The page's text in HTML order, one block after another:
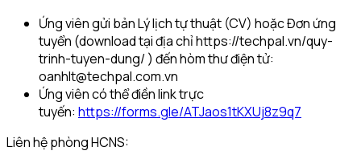
Ứng viên gửi bản Lý lịch tự thuật (CV) hoặc Đơn ứng
tuyển (download tại địa chỉ https://techpal.vn/quy-
trinh-tuyen-dung/ ) đến hòm thư điện tử:
oanhlt@techpal.com.vn
Ứng viên có thể điền link trực
tuyến: https://forms.gle/ATJaos1tKXUj8z9q7
Liên hệ phòng HCNS: